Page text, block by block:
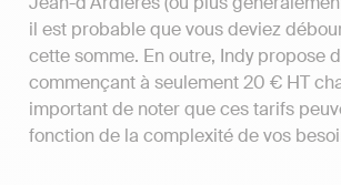
il est probable que vous deviez
cette somme. En outre, Indy propose
commençant à seulement 20 € HT
important de noter que ces tarifs
fonction de la complexité de vos